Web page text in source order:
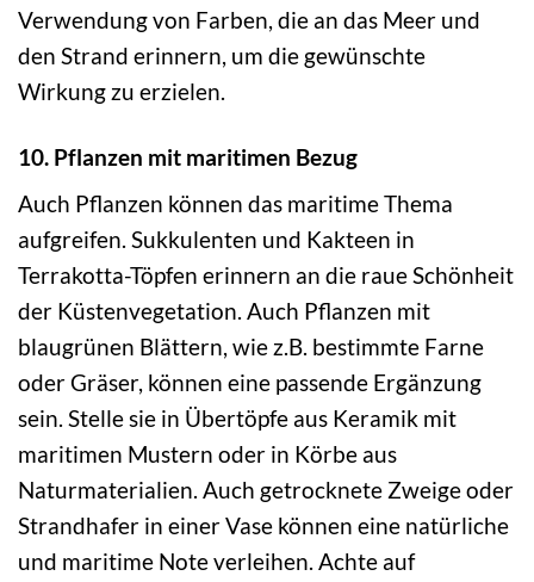
Verwendung von Farben, die an das Meer und
den Strand erinnern, um die gewünschte
Wirkung zu erzielen.
10. Pflanzen mit maritimen Bezug
Auch Pflanzen können das maritime Thema
aufgreifen. Sukkulenten und Kakteen in
Terrakotta-Töpfen erinnern an die raue Schönheit
der Küstenvegetation. Auch Pflanzen mit
blaugrünen Blättern, wie z.B. bestimmte Farne
oder Gräser, können eine passende Ergänzung
sein. Stelle sie in Übertöpfe aus Keramik mit
maritimen Mustern oder in Körbe aus
Naturmaterialien. Auch getrocknete Zweige oder
Strandhafer in einer Vase können eine natürliche
und maritime Note verleihen. Achte auf